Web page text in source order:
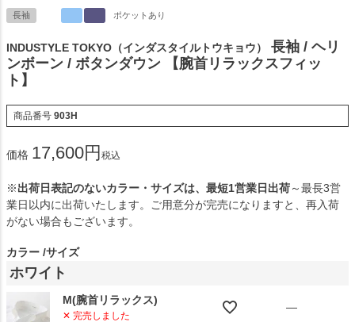
長袖 ポケットあり
INDUSTYLE TOKYO（インダスタイルトウキョウ）
長袖 / ヘリ
ンボーン / ボタンダウン 【腕首リラックスフィッ
ト】
商品番号 903H
価格 17,600 税込
※出荷日表記のないカラー・サイズは、最短1営業日出荷～最長3営
業日以内に出荷いたします。ご用意分が完売になりますと、再入荷
がない場合もございます。
カラー サイズ
ホワイト
M(腕首リラックス)
✕ 完売しました
—